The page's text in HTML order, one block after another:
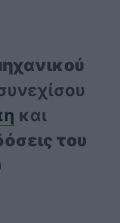
και
του